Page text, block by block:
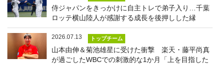
侍ジャパンをきっかけに自主トレで弟子入り…千葉
ロッテ横山陸人が感謝する成長を後押しした縁
2026.07.13 トップチーム
山本由伸＆菊池雄星に受けた衝撃 楽天・藤平尚真
が過ごしたWBCでの刺激的な1か月「上を目指した